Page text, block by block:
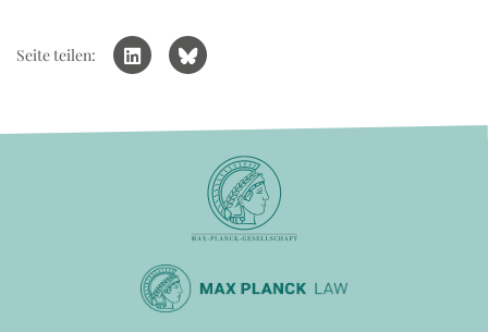
Seite teilen: